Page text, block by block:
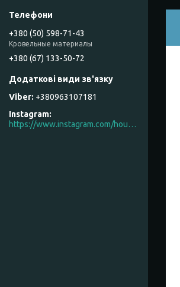
+380 (50) 598-71-43
Кровельные материалы
+380 (67) 133-50-72
+380963107181
Instagram
https://www.instagram.com/house_factory_ua